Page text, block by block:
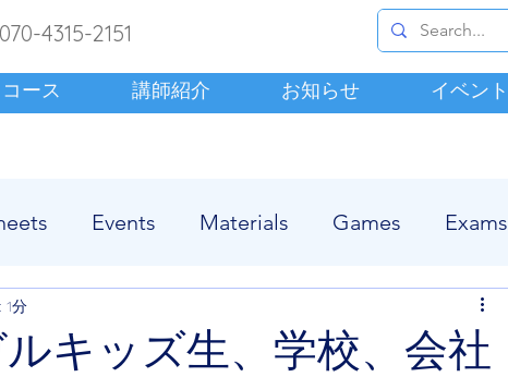
コース 講師紹介 お知らせ イベント
070-4315-2151
Events Materials Games Exams
キッズ生、学校、会社
1分